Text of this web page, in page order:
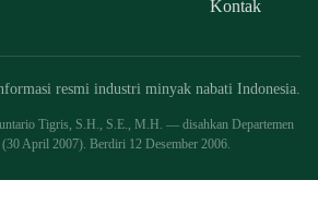
Kontak
resmi industri minyak nabati Indonesia.
Tigris, S.H., S.E., M.H. — disahkan Departemen
April 2007). Berdiri 12 Desember 2006.